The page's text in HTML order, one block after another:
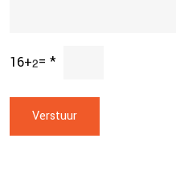
16+ = *